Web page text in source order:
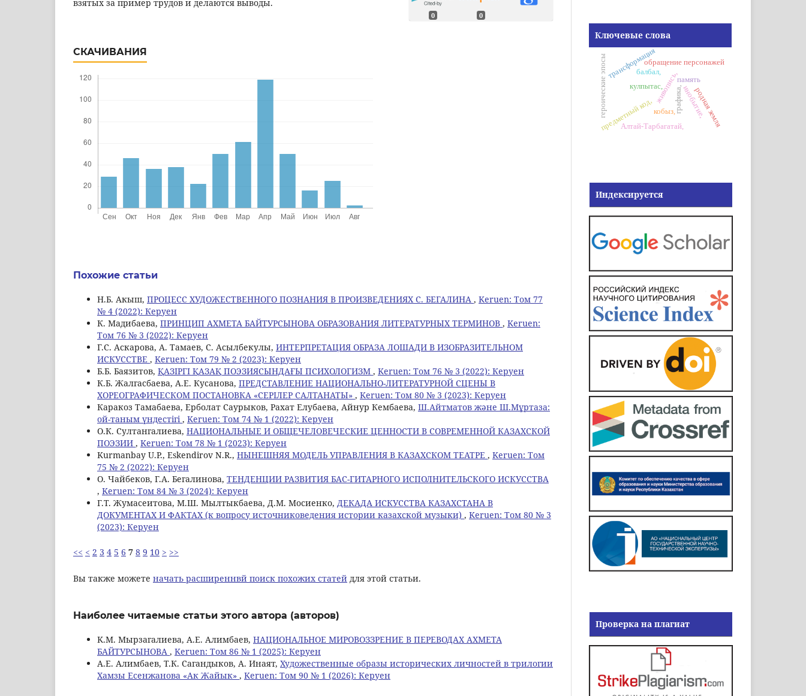
взятых за пример трудов и делаются выводы.
СКАЧИВАНИЯ
0 0
Похожие статьи
Н.Б. Aкыш, ПРОЦЕСС ХУДОЖЕСТВЕННОГО ПОЗНАНИЯ В ПРОИЗВЕДЕНИЯХ С. БЕГАЛИНА , Keruen: Том 77
№ 4 (2022): Керуен
К. Мадибаева, ПРИНЦИП АХМЕТА БАЙТУРСЫНОВА ОБРАЗОВАНИЯ ЛИТЕРАТУРНЫХ ТЕРМИНОВ , Keruen:
Том 76 № 3 (2022): Керуен
Г.С. Аскарова, А. Тамаев, C. Асылбекулы, ИНТЕРПРЕТАЦИЯ ОБРАЗА ЛОШАДИ В ИЗОБРАЗИТЕЛЬНОМ
ИСКУССТВЕ , Keruen: Том 79 № 2 (2023): Керуен
Б.Б. Баязитов, ҚАЗІРГІ ҚАЗАҚ ПОЭЗИЯСЫНДАҒЫ ПСИХОЛОГИЗМ , Keruen: Том 76 № 3 (2022): Керуен
К.Б. Жалгасбаева, А.Е. Кусанова, ПРЕДСТАВЛЕНИЕ НАЦИОНАЛЬНО-ЛИТЕРАТУРНОЙ СЦЕНЫ В
ХОРЕОГРАФИЧЕСКОМ ПОСТАНОВКА «СЕРІЛЕР САЛТАНАТЫ» , Keruen: Том 80 № 3 (2023): Керуен
Каракоз Тамабаева, Ерболат Саурыков, Рахат Елубаева, Айнур Кембаева, Ш.Айтматов және Ш.Мұртаза:
ой-таным үндестігі, Keruen: Том 74 № 1 (2022): Керуен
О.К. Султангалиева, НАЦИОНАЛЬНЫЕ И ОБЩЕЧЕЛОВЕЧЕСКИЕ ЦЕННОСТИ В СОВРЕМЕННОЙ КАЗАХСКОЙ
ПОЭЗИИ , Keruen: Том 78 № 1 (2023): Керуен
Kurmanbay U.P., Eskendirov N.R., НЫНЕШНЯЯ МОДЕЛЬ УПРАВЛЕНИЯ В КАЗАХСКОМ ТЕАТРЕ , Keruen: Том
75 № 2 (2022): Керуен
О. Чайбеков, Г.А. Бегалинова, ТЕНДЕНЦИИ РАЗВИТИЯ БАС-ГИТАРНОГО ИСПОЛНИТЕЛЬСКОГО ИСКУССТВА
, Keruen: Том 84 № 3 (2024): Керуен
Г.Т. Жумасеитова, М.Ш. Мылтыкбаева, Д.М. Мосиенко, ДЕКАДА ИСКУССТВА КАЗАХСТАНА В
ДОКУМЕНТАХ И ФАКТАХ (к вопросу источниковедения истории казахской музыки) , Keruen: Том 80 № 3
(2023): Керуен
<< < 2 3 4 5 6 7 8 9 10 > >>
Вы также можете начать расширеннвй поиск похожих статей для этой статьи.
Наиболее читаемые статьи этого автора (авторов)
K.M. Мырзагалиева, А.Е. Алимбаев, НАЦИОНАЛЬНОЕ МИРОВОЗЗРЕНИЕ В ПЕРЕВОДАХ АХМЕТА
БАЙТУРСЫНОВА , Keruen: Том 86 № 1 (2025): Керуен
А.Е. Алимбаев, Т.К. Сагандыков, А. Инаят, Художественные образы исторических личностей в трилогии
Хамзы Есенжанова «Ак Жайык» , Keruen: Том 90 № 1 (2026): Керуен
Ключевые слова
живопись,графика,
кобыз,
балбал,
кулпытас,
предметный код, инобытие,
память
трансформация
Алтай-Тарбагатай,
обращение персонажей
родная земля
героические эпосы
Индексируется
Проверка на плагиат